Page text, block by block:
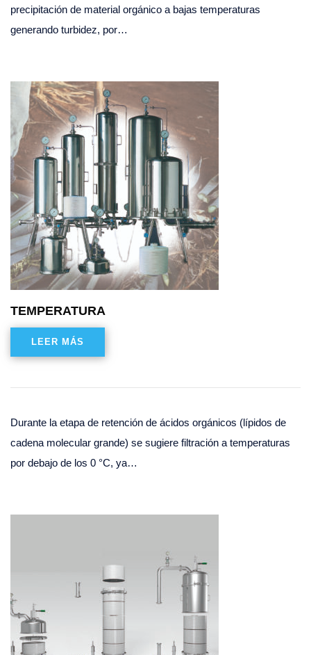
precipitación de material orgánico a bajas temperaturas
generando turbidez, por…
TEMPERATURA
LEER MÁS
Durante la etapa de retención de ácidos orgánicos (lípidos de
cadena molecular grande) se sugiere filtración a temperaturas
por debajo de los 0 °C, ya…